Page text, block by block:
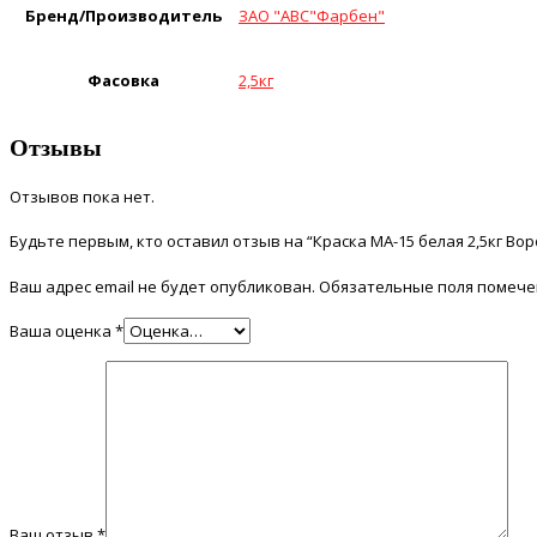
Бренд/Производитель ЗАО "АВС"Фарбен"
Фасовка 2,5кг
Отзывы
Отзывов пока нет.
Будьте первым, кто оставил отзыв на “Краска МА-15 белая 2,5кг
Ваш адрес email не будет опубликован. Обязательные поля
Ваша оценка *